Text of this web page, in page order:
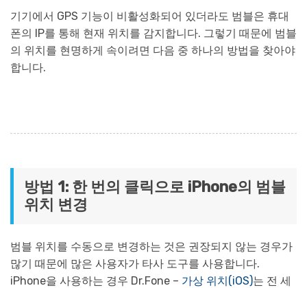
기기에서 GPS 기능이 비활성화되어 있더라도 범블은 휴대
폰의 IP를 통해 현재 위치를 감지합니다. 그렇기 때문에 범블
의 위치를 현명하게 속이려면 다음 중 하나의 방법을 찾아야
합니다.
방법 1: 한 번의 클릭으로 iPhone의 범블
위치 변경
범블 위치를 수동으로 변경하는 것은 권장되지 않는 경우가
많기 때문에 많은 사용자가 타사 도구를 사용합니다.
iPhone을 사용하는 경우 Dr.Fone – 가상 위치(iOS)는 전 세